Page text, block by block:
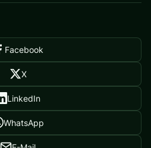
Facebook
X
LinkedIn
WhatsApp